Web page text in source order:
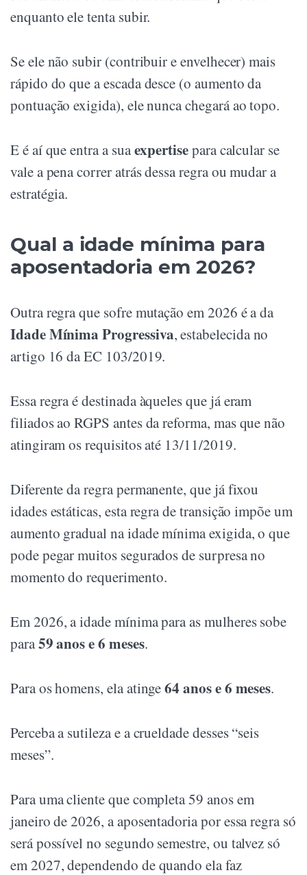
enquanto ele tenta subir.
Se ele não subir (contribuir e envelhecer) mais
rápido do que a escada desce (o aumento da
pontuação exigida), ele nunca chegará ao topo.
E é aí que entra a suaexpertisepara calcular se
vale a pena correr atrás dessa regra ou mudar a
estratégia.
Qual a idade mínima para
aposentadoria em 2026?
Outra regra que sofre mutação em 2026 é a da
Idade Mínima Progressiva, estabelecida no
artigo 16 da EC 103/2019.
Essa regra é destinada àqueles que já eram
filiados ao RGPS antes da reforma, mas que não
atingiram os requisitos até 13/11/2019.
Diferente da regra permanente, que já fixou
idades estáticas, esta regra de transição impõe um
aumento gradual na idade mínima exigida, o que
pode pegar muitos segurados de surpresa no
momento do requerimento.
Em 2026, a idade mínima para as mulheres sobe
para59 anos e 6 meses.
Para os homens, ela atinge64 anos e 6 meses.
Perceba a sutileza e a crueldade desses “seis
meses”.
Para uma cliente que completa 59 anos em
janeiro de 2026, a aposentadoria por essa regra só
será possível no segundo semestre, ou talvez só
em 2027, dependendo de quando ela faz